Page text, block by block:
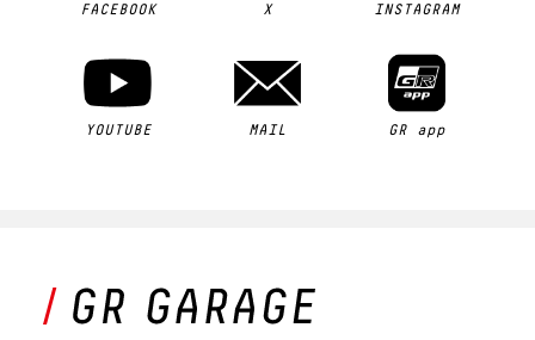
FACEBOOK X INSTAGRAM
YOUTUBE MAIL GR app